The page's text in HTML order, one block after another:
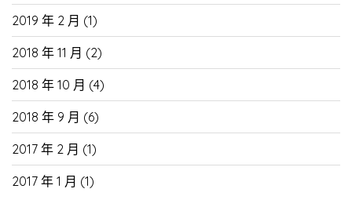
2019 年 2 月 (1)
2018 年 11 月 (2)
2018 年 10 月 (4)
2018 年 9 月 (6)
2017 年 2 月 (1)
2017 年 1 月 (1)